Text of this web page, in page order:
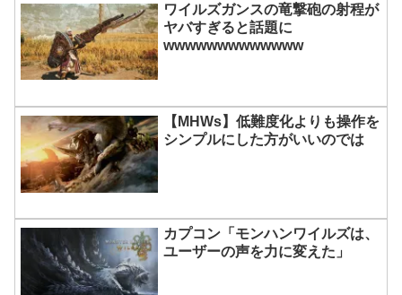
ワイルズガンスの竜撃砲の射程が
ヤバすぎると話題に
wwwwwwwwwwwww
【MHWs】低難度化よりも操作を
シンプルにした方がいいのでは
カプコン「モンハンワイルズは、
ユーザーの声を力に変えた」